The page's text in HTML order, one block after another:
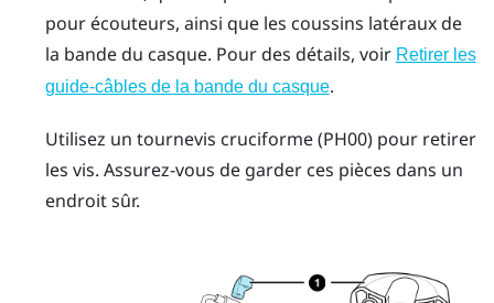
pour écouteurs, ainsi que les coussins latéraux de
la bande du casque. Pour des détails, voir Retirer les
guide-câbles de la bande du casque.
Utilisez un tournevis cruciforme (PH00) pour retirer
les vis. Assurez-vous de garder ces pièces dans un
endroit sûr.